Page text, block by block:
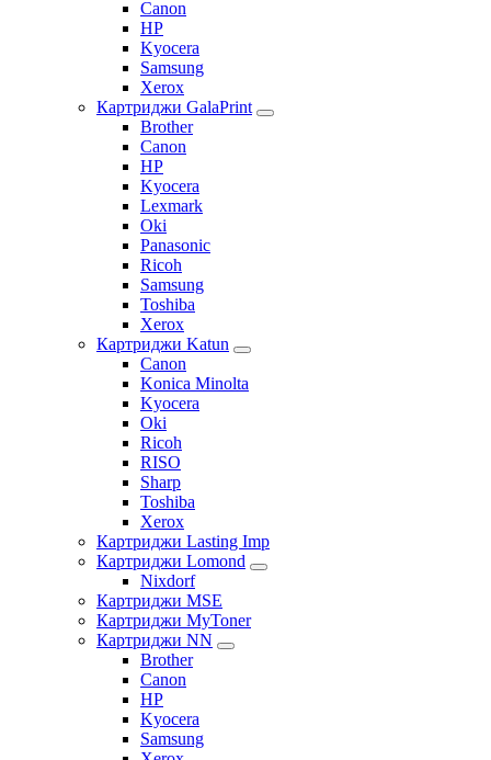
Canon
HP
Kyocera
Samsung
Xerox
Картриджи GalaPrint
Brother
Canon
HP
Kyocera
Lexmark
Oki
Panasonic
Ricoh
Samsung
Toshiba
Xerox
Картриджи Katun
Canon
Konica Minolta
Kyocera
Oki
Ricoh
RISO
Sharp
Toshiba
Xerox
Картриджи Lasting Imp
Картриджи Lomond
Nixdorf
Картриджи MSE
Картриджи MyToner
Картриджи NN
Brother
Canon
HP
Kyocera
Samsung